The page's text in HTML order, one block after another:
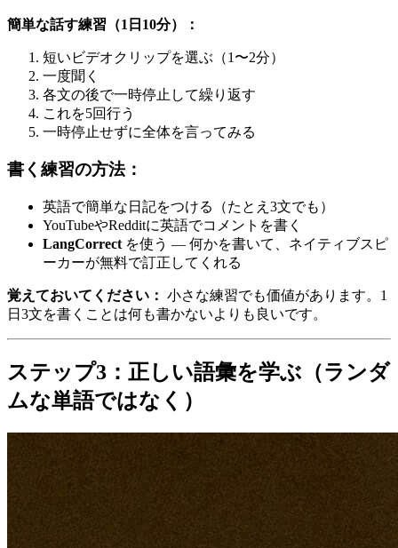
簡単な話す練習（1日10分）：
短いビデオクリップを選ぶ（1〜2分）
一度聞く
各文の後で一時停止して繰り返す
これを5回行う
一時停止せずに全体を言ってみる
書く練習の方法：
英語で簡単な日記をつける（たとえ3文でも）
YouTubeやRedditに英語でコメントを書く
LangCorrect を使う — 何かを書いて、ネイティブスピ
ーカーが無料で訂正してくれる
覚えておいてください： 小さな練習でも価値があります。1
日3文を書くことは何も書かないよりも良いです。
ステップ3：正しい語彙を学ぶ（ランダ
ムな単語ではなく）